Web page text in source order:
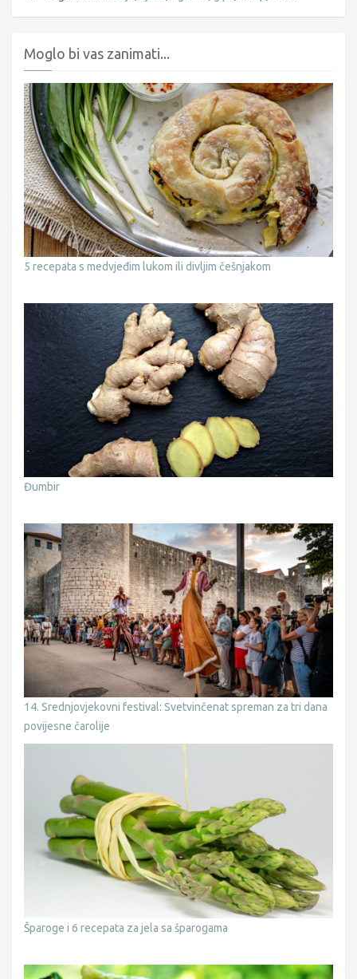
Moglo bi vas zanimati...
5 recepata s medvjeđim lukom ili divljim češnjakom
Đumbir
14. Srednjovjekovni festival: Svetvinčenat spreman za tri dana
povijesne čarolije
Šparoge i 6 recepata za jela sa šparogama